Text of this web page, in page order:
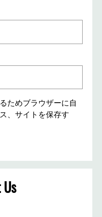
ためブラウザーに自
、サイトを保存す